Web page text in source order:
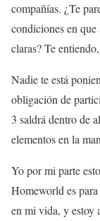
compañías. ¿Te
condiciones en
claras? Te
Nadie te está
obligación de
3 saldrá dentro de
elementos en la
Yo por mi parte
Homeworld es
en mi vida, y estoy